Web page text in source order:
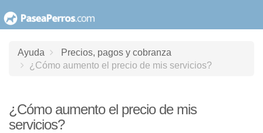
al
contenido
Ayuda
Precios, pagos y cobranza
¿Cómo aumento el precio de mis servicios?
¿Cómo aumento el precio de mis
servicios?